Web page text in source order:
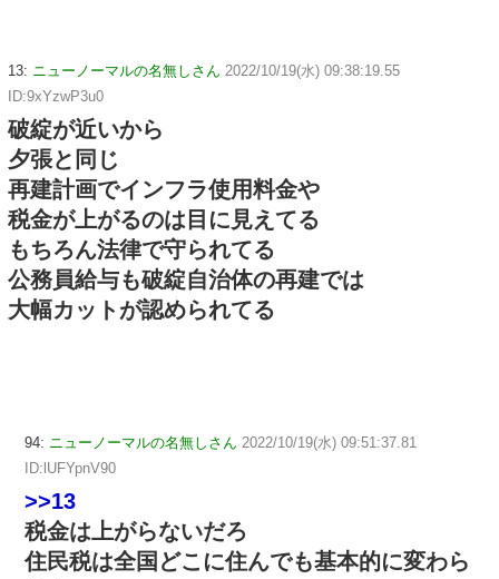
13: ニューノーマルの名無しさん 2022/10/19(水) 09:38:19.55
ID:9xYzwP3u0
破綻が近いから
夕張と同じ
再建計画でインフラ使用料金や
税金が上がるのは目に見えてる
もちろん法律で守られてる
公務員給与も破綻自治体の再建では
大幅カットが認められてる
94: ニューノーマルの名無しさん 2022/10/19(水) 09:51:37.81
ID:lUFYpnV90
>>13
税金は上がらないだろ
住民税は全国どこに住んでも基本的に変わら